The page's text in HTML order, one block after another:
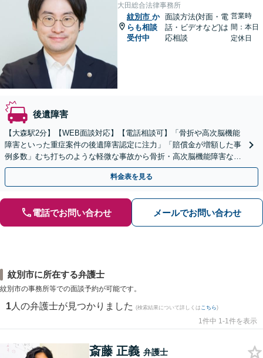
大田総合法律事務所
紋別市 か
らも相談
受付中
面談方法(対面・電
話・ビデオなど)は
応相談
営業時
間：本日
定休日
後遺障害
【大森駅2分】【WEB面談対応】【電話相談可】「骨折や高次脳機能
障害といった重症案件の後遺障害認定に注力」「賠償金が増額した事
例多数」むち打ちのような軽微な事故から骨折・高次脳機能障害など
の重症事故まで、事故の規模に関わらず対応いたします
料金表を見る
電話でお問い合わせ メールでお問い合わせ
紋別市に所在する弁護士
紋別市の事務所等での面談予約が可能です。
1 人の弁護士が見つかりました (検索結果について詳しくは こちら)
1件中 1-1件を表示
斎藤 正義 弁護士